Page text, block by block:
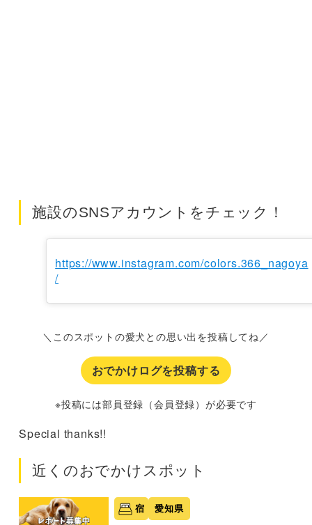
施設のSNSアカウントをチェック！
https://www.instagram.com/colors.366_nagoya
/
＼このスポットの愛犬との思い出を投稿してね／
おでかけログを投稿する
※投稿には部員登録（会員登録）が必要です
Special thanks!!
近くのおでかけスポット
宿 愛知県